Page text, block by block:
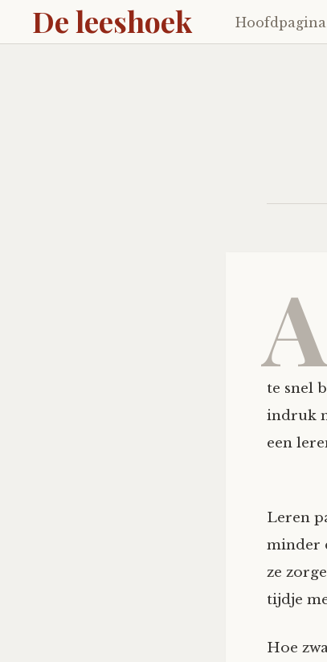
De leeshoek
Skip
to
Hoofdpagina
A
te snel
indruk
een
Leren
minder
ze
tijdje
Hoe